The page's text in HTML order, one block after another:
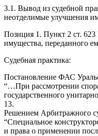
3.1. Вывод из судебной
неотделимые улучшения
Позиция 1. Пункт 2 ст.
имущества, переданного
Судебная практика:
Постановление ФАС
“…При рассмотрении
государственного
13.
Решением Арбитражного
“Специальное
и права о применении